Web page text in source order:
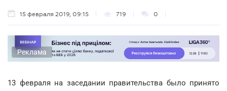
15 февраля 2019, 09:15 719 0
Реклама
13 февраля на заседании правительства было принято